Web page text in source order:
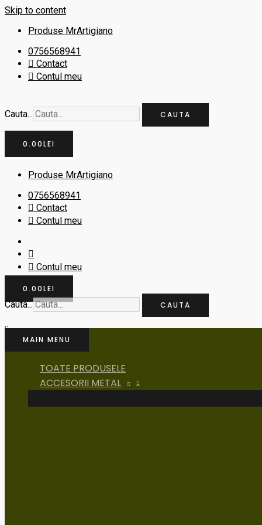
Skip to content
Produse MrArtigiano
0756568941
Contact
Contul meu
Cauta... CAUTA
0.00LEI
Produse MrArtigiano
0756568941
Contact
Contul meu
Contul meu
0.00LEI
Cauta... CAUTA
MAIN MENU
TOATE PRODUSELE
ACCESORII METAL